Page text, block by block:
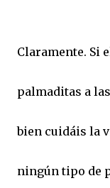
Claramente. Si
palmaditas a
bien cuidáis la
ningún tipo de